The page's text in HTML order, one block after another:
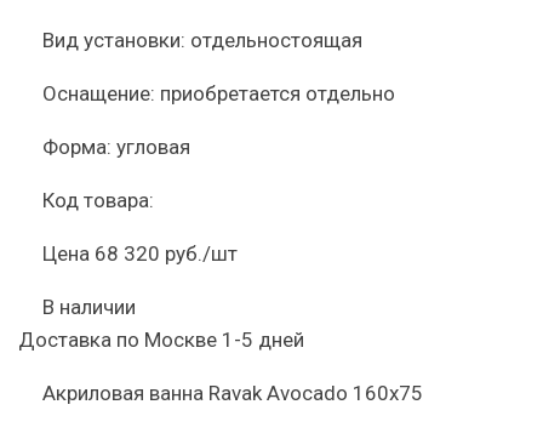
Вид установки: отдельностоящая
Оснащение: приобретается отдельно
Форма: угловая
Код товара:
Цена 68 320 руб./шт
В наличии
Доставка по Москве 1-5 дней
Акриловая ванна Ravak Avocado 160х75